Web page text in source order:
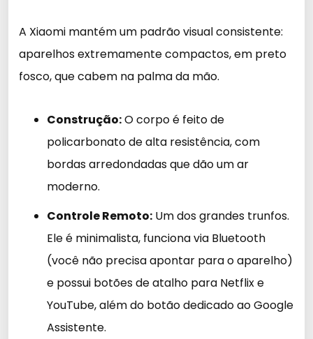
A Xiaomi mantém um padrão visual consistente:
aparelhos extremamente compactos, em preto
fosco, que cabem na palma da mão.
Construção:O corpo é feito de
policarbonato de alta resistência, com
bordas arredondadas que dão um ar
moderno.
Controle Remoto: Um dos grandes trunfos.
Ele é minimalista, funciona via Bluetooth
(você não precisa apontar para o aparelho)
e possui botões de atalho para Netflix e
YouTube, além do botão dedicado ao Google
Assistente.